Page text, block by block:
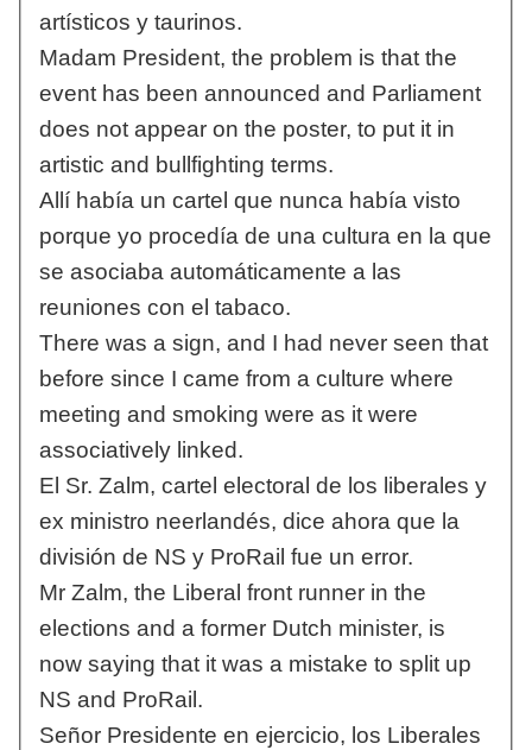
artísticos y taurinos.
Madam President, the problem is that the
event has been announced and Parliament
does not appear on the poster, to put it in
artistic and bullfighting terms.
Allí había un cartel que nunca había visto
porque yo procedía de una cultura en la que
se asociaba automáticamente a las
reuniones con el tabaco.
There was a sign, and I had never seen that
before since I came from a culture where
meeting and smoking were as it were
associatively linked.
El Sr. Zalm, cartel electoral de los liberales y
ex ministro neerlandés, dice ahora que la
división de NS y ProRail fue un error.
Mr Zalm, the Liberal front runner in the
elections and a former Dutch minister, is
now saying that it was a mistake to split up
NS and ProRail.
Señor Presidente en ejercicio, los Liberales